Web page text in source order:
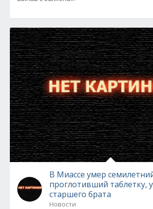
В Миассе умер
проглотивший таблетку,
старшего брата
Новости